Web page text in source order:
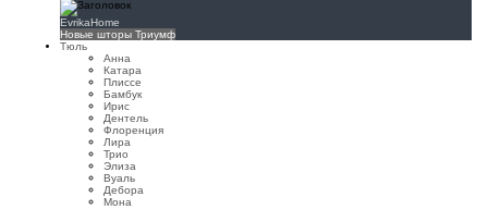
EvrikaHome
Новые шторы Триумф
Тюль
Анна
Катара
Плиссе
Бамбук
Ирис
Дентель
Флоренция
Лира
Трио
Элиза
Вуаль
Дебора
Мона